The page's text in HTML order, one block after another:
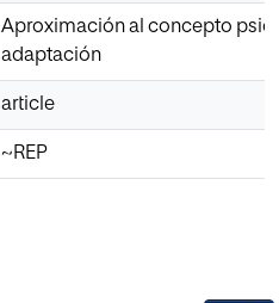
Aproximación al concepto
adaptación
article
~REP